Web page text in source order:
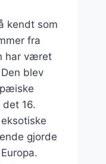
kendt som
fra
har været
blev
16.
gjorde